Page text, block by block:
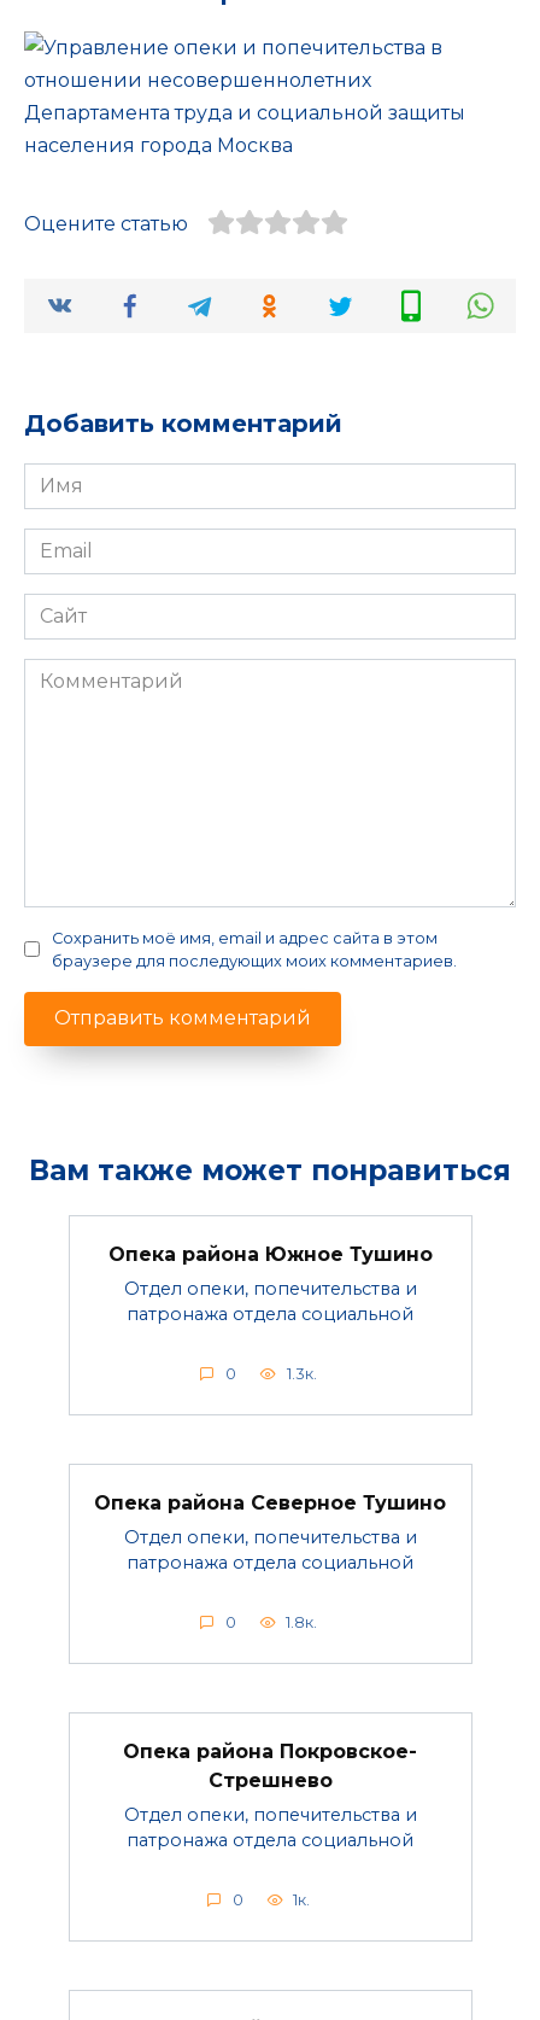
Оцените статью
Добавить комментарий
Имя
*
Email
*
Сайт
Комментарий
Сохранить моё имя, email и адрес сайта в этом
браузере для последующих моих комментариев.
Вам также может понравиться
Опека района Южное Тушино
Отдел опеки, попечительства и
патронажа отдела социальной
0 1.3к.
Опека района Северное Тушино
Отдел опеки, попечительства и
патронажа отдела социальной
0 1.8к.
Опека района Покровское-
Стрешнево
Отдел опеки, попечительства и
патронажа отдела социальной
0 1к.